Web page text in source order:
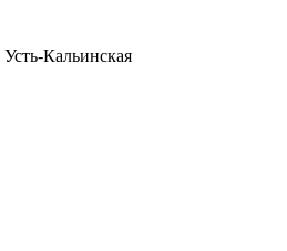
Усть-Кальинская